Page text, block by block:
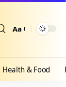
Aa
Health & Food